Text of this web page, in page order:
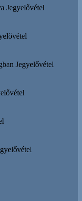
Jegyelővétel
Jegyelővétel